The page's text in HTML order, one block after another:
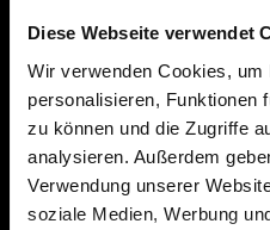
Diese Webseite verwendet
Wir verwenden Cookies, um
personalisieren, Funktionen
zu können und die Zugriffe
analysieren. Außerdem
Verwendung unserer
soziale Medien, Werbung
Wir beraten Sie gerne